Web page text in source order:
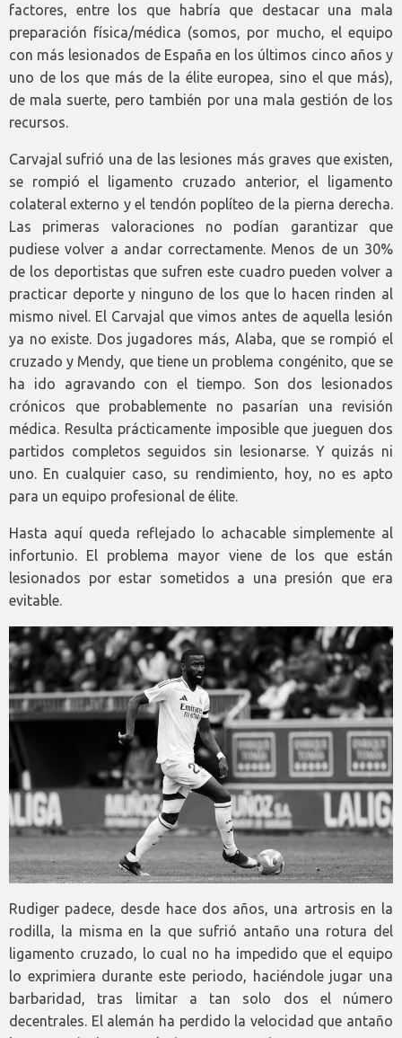
factores, entre los que habría que destacar una mala
preparación física/médica (somos, por mucho, el equipo
con más lesionados de España en los últimos cinco años y
uno de los que más de la élite europea, sino el que más),
de mala suerte, pero también por una mala gestión de los
recursos.
Carvajal sufrió una de las lesiones más graves que existen,
se rompió el ligamento cruzado anterior, el ligamento
colateral externo y el tendón poplíteo de la pierna derecha.
Las primeras valoraciones no podían garantizar que
pudiese volver a andar correctamente. Menos de un 30%
de los deportistas que sufren este cuadro pueden volver a
practicar deporte y ninguno de los que lo hacen rinden al
mismo nivel. El Carvajal que vimos antes de aquella lesión
ya no existe. Dos jugadores más, Alaba, que se rompió el
cruzado y Mendy, que tiene un problema congénito, que se
ha ido agravando con el tiempo. Son dos lesionados
crónicos que probablemente no pasarían una revisión
médica. Resulta prácticamente imposible que jueguen dos
partidos completos seguidos sin lesionarse. Y quizás ni
uno. En cualquier caso, su rendimiento, hoy, no es apto
para un equipo profesional de élite.
Hasta aquí queda reflejado lo achacable simplemente al
infortunio. El problema mayor viene de los que están
lesionados por estar sometidos a una presión que era
evitable.
Rudiger padece, desde hace dos años, una artrosis en la
rodilla, la misma en la que sufrió antaño una rotura del
ligamento cruzado, lo cual no ha impedido que el equipo
lo exprimiera durante este periodo, haciéndole jugar una
barbaridad, tras limitar a tan solo dos el número
decentrales. El alemán ha perdido la velocidad que antaño